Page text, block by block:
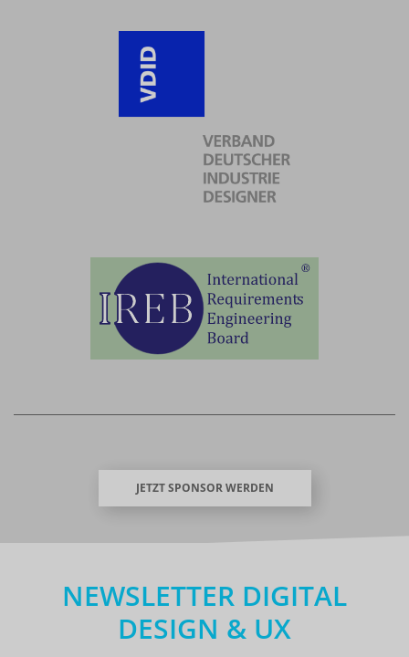
JETZT SPONSOR WERDEN
NEWSLETTER DIGITAL
DESIGN & UX